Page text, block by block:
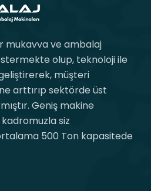
mukavva ve ambalaj
olup, teknoloji ile
müşteri
arttırıp sektörde üst
Geniş makine
siz
500 Ton kapasitede